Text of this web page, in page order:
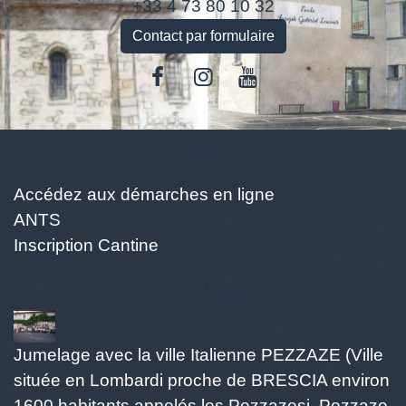
+33 4 73 80 10 32
Contact par formulaire
Accédez aux démarches en ligne
ANTS
Inscription Cantine
Jumelage avec la ville Italienne PEZZAZE (Ville
située en Lombardi proche de BRESCIA environ